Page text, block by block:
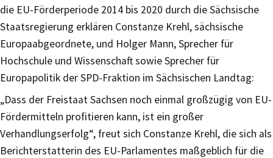
die EU-Förderperiode 2014 bis 2020 durch die Sächsische
Staatsregierung erklären Constanze Krehl, sächsische
Europaabgeordnete, und Holger Mann, Sprecher für
Hochschule und Wissenschaft sowie Sprecher für
Europapolitik der SPD-Fraktion im Sächsischen Landtag:
„Dass der Freistaat Sachsen noch einmal großzügig von EU-
Fördermitteln profitieren kann, ist ein großer
Verhandlungserfolg“, freut sich Constanze Krehl, die sich als
Berichterstatterin des EU-Parlamentes maßgeblich für die